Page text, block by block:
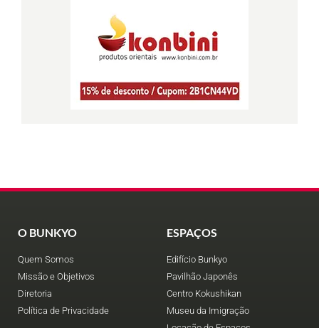
O BUNKYO
Quem Somos
Missão e Objetivos
Diretoria
Política de Privacidade
ESPAÇOS
Edifício Bunkyo
Pavilhão Japonês
Centro Kokushikan
Museu da Imigração